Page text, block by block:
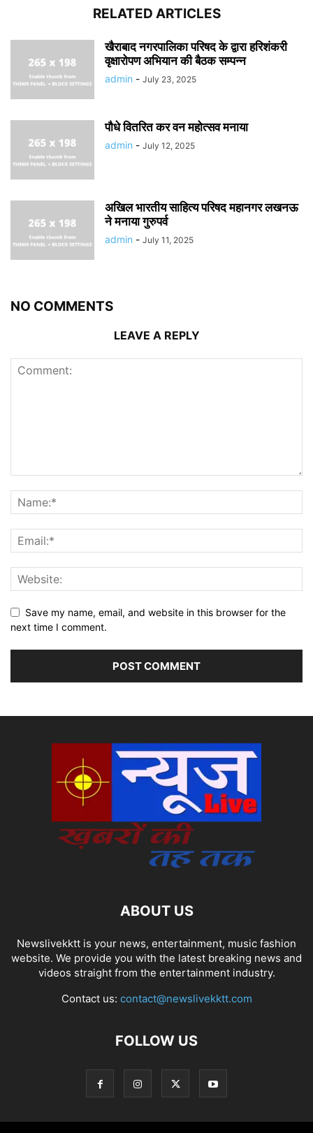
RELATED ARTICLES
खैराबाद नगरपालिका परिषद के द्वारा हरिशंकरी
वृक्षारोपण अभियान की बैठक सम्पन्न
admin - July 23, 2025
पौधे वितरित कर वन महोत्सव मनाया
admin - July 12, 2025
अखिल भारतीय साहित्य परिषद महानगर लखनऊ
ने मनाया गुरुपर्व
admin - July 11, 2025
NO COMMENTS
LEAVE A REPLY
Save my name, email, and website in this browser for the
next time I comment.
ABOUT US
Newslivekktt is your news, entertainment, music fashion
website. We provide you with the latest breaking news and
videos straight from the entertainment industry.
Contact us: contact@newslivekktt.com
FOLLOW US